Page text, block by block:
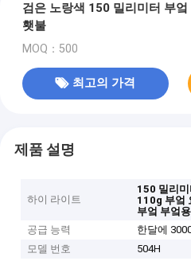
검은 노랑색 150 밀리미터 부
횃불
MOQ：500
최고의 가격
제품 설명
하이 라이트
150 밀리
110g 부엌
부엌 부엌
공급 능력
한달에
모델 번호
504H